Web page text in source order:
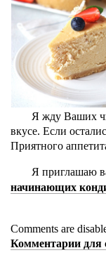
Я жду Ваших
вкусе. Если
Приятного
Я приглашаю
начинающих
Comments are
Комментарии для